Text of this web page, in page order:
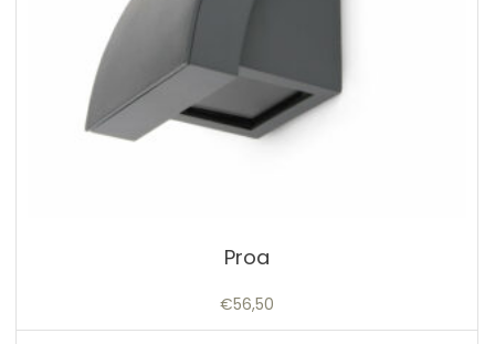
Proa
€56,50